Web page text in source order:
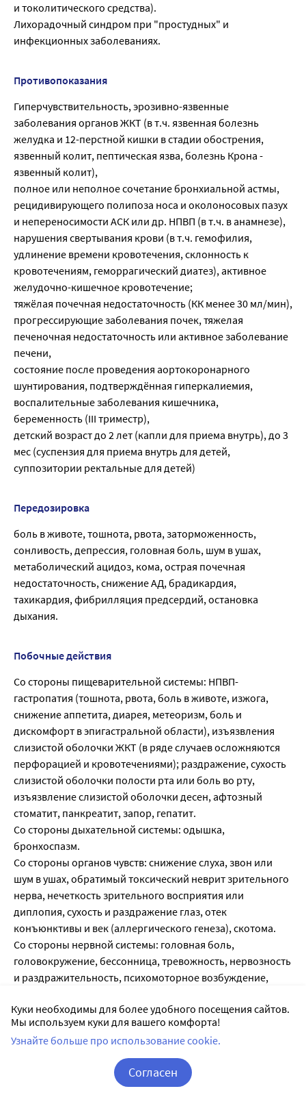
и токолитического средства).
Лихорадочный синдром при "простудных" и
инфекционных заболеваниях.
Противопоказания
Гиперчувствительность, эрозивно-язвенные
заболевания органов ЖКТ (в т.ч. язвенная болезнь
желудка и 12-перстной кишки в стадии обострения,
язвенный колит, пептическая язва, болезнь Крона -
язвенный колит),
полное или неполное сочетание бронхиальной астмы,
рецидивирующего полипоза носа и околоносовых пазух
и непереносимости АСК или др. НПВП (в т.ч. в анамнезе),
нарушения свертывания крови (в т.ч. гемофилия,
удлинение времени кровотечения, склонность к
кровотечениям, геморрагический диатез), активное
желудочно-кишечное кровотечение;
тяжёлая почечная недостаточность (КК менее 30 мл/мин),
прогрессирующие заболевания почек, тяжелая
печеночная недостаточность или активное заболевание
печени,
состояние после проведения аортокоронарного
шунтирования, подтверждённая гиперкалиемия,
воспалительные заболевания кишечника,
беременность (III триместр),
детский возраст до 2 лет (капли для приема внутрь), до 3
мес (суспензия для приема внутрь для детей,
суппозитории ректальные для детей)
Передозировка
боль в животе, тошнота, рвота, заторможенность,
сонливость, депрессия, головная боль, шум в ушах,
метаболический ацидоз, кома, острая почечная
недостаточность, снижение АД, брадикардия,
тахикардия, фибрилляция предсердий, остановка
дыхания.
Побочные действия
Со стороны пищеварительной системы: НПВП-
гастропатия (тошнота, рвота, боль в животе, изжога,
снижение аппетита, диарея, метеоризм, боль и
дискомфорт в эпигастральной области), изъязвления
слизистой оболочки ЖКТ (в ряде случаев осложняются
перфорацией и кровотечениями); раздражение, сухость
слизистой оболочки полости рта или боль во рту,
изъязвление слизистой оболочки десен, афтозный
стоматит, панкреатит, запор, гепатит.
Со стороны дыхательной системы: одышка,
бронхоспазм.
Со стороны органов чувств: снижение слуха, звон или
шум в ушах, обратимый токсический неврит зрительного
нерва, нечеткость зрительного восприятия или
диплопия, сухость и раздражение глаз, отек
конъюнктивы и век (аллергического генеза), скотома.
Со стороны нервной системы: головная боль,
головокружение, бессонница, тревожность, нервозность
и раздражительность, психомоторное возбуждение,
галлюцинации, редко - асептический менингит (чаще у
пациентов с аутоиммунными заболеваниями).
Со стороны ССС: развитие или усугубление СН,
тахикардия, повышение АД.
Со стороны мочевыделительной системы: острая
Куки необходимы для более удобного посещения сайтов.
Мы используем куки для вашего комфорта!
Узнайте больше про использование cookie.
Согласен